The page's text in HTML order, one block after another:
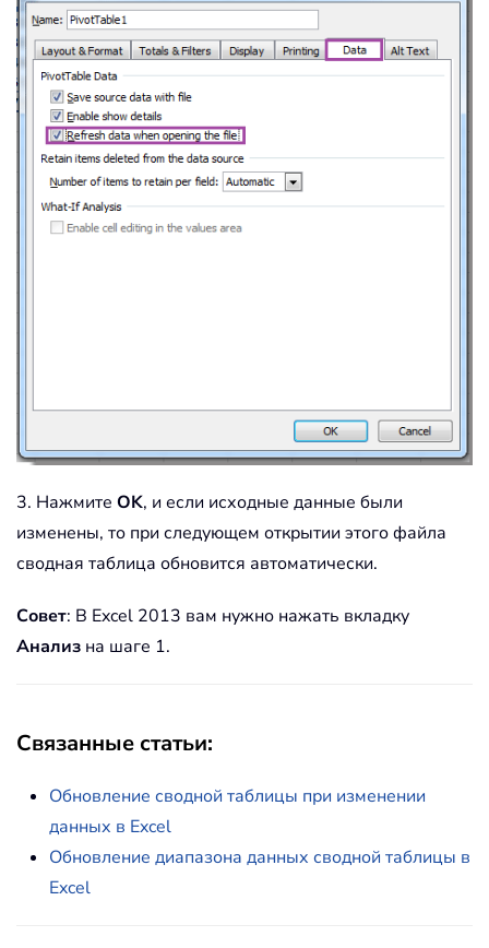
3. Нажмите OK, и если исходные данные были
изменены, то при следующем открытии этого файла
сводная таблица обновится автоматически.
Совет: В Excel 2013 вам нужно нажать вкладку
Анализ на шаге 1.
Связанные статьи:
Обновление сводной таблицы при изменении
данных в Excel
Обновление диапазона данных сводной таблицы в
Excel